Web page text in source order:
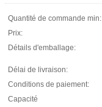
Quantité de commande min:
Prix:
Détails d'emballage:
Délai de livraison:
Conditions de paiement:
Capacité